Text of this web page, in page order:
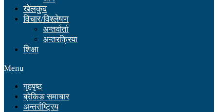
खेलकुद
विचार/विश्लेषण
अन्तर्वार्ता
अन्तरक्रिया
शिक्षा
Menu
गृहपृष्ठ
ब्रेकिङ समाचार
अन्तर्राष्ट्रिय